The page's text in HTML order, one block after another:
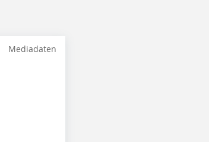
Mediadaten